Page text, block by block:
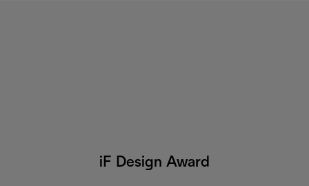
iF Design Award